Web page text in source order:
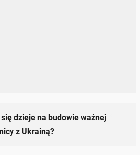
się dzieje na budowie ważnej
z Ukrainą?